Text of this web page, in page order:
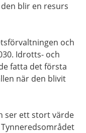
blir en resurs
och
Idrotts- och
fatta det första
när den blivit
ser ett stort värde